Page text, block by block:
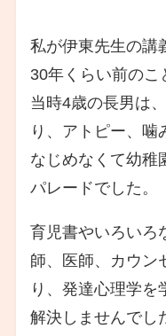
私が伊東先生の講
30年くらい前のこ
当時4歳の長男は
り、アトピー、噛
なじめなくて幼稚
パレードでした。
育児書やいろいろ
師、医師、カウン
り、発達心理学を
解決しませんでし